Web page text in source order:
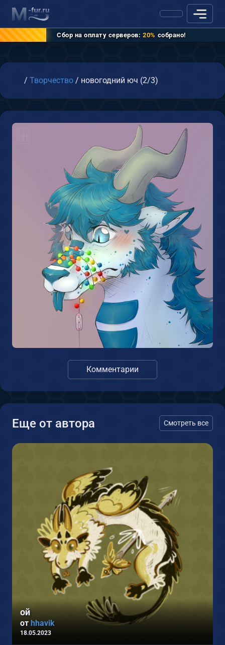
Сбор на оплату серверов: 20% собрано!
Главная
/ Творчество / новогодний юч (2/3)
Комментарии
Еще от автора Смотреть все
ой
от hhavik
18.05.2023